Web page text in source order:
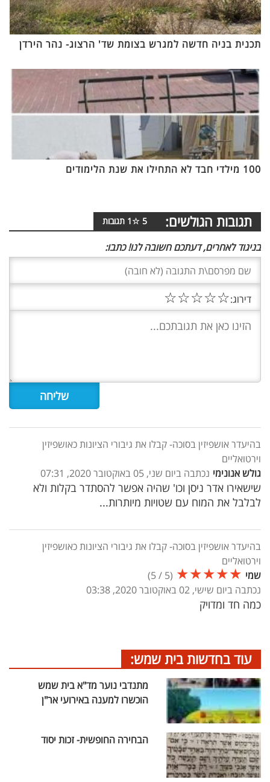
תכנית בניה חדשה למגרש בצומת שד' הרצוג- נהר הירדן
100 מילדי חבד לא התחילו את שנת הלימודים
תגובות הגולשים: 5
☆
1 תגובות
בניגוד לאחרים, דעתכם חשובה לנו! כתבו:
דירוג:☆
☆
☆
☆
☆
בהיעדר אושפיזין בסוכה- קבלו את גיבורי הציונות כאושפיזין
וירטואליים
גולש אנונימי נכתבה ביום שני, 05 באוקטובר 2020, 07:31
שישאירו אדר ניסן וכו' שהיה אפשר להסתדר בקלות ולא
לבלבל את המוח עם שטויות מיותרות...
בהיעדר אושפיזין בסוכה- קבלו את גיבורי הציונות כאושפיזין
וירטואליים
שמי ★
★
★
★
★
(
5
/
5
)
נכתבה ביום שישי, 02 באוקטובר 2020, 03:38
כמה חד ומדויק
עוד בחדשות בית שמש:
מתנדבי נוער מד"א בית שמש
הוכשרו למענה באירועי אר"ן
הבחירה החופשית- זכות יסוד